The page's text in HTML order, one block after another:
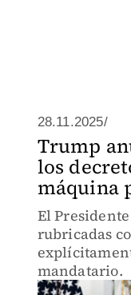
28.11.2025/
Trump
los
máquina
El
rubricadas
mandatario.